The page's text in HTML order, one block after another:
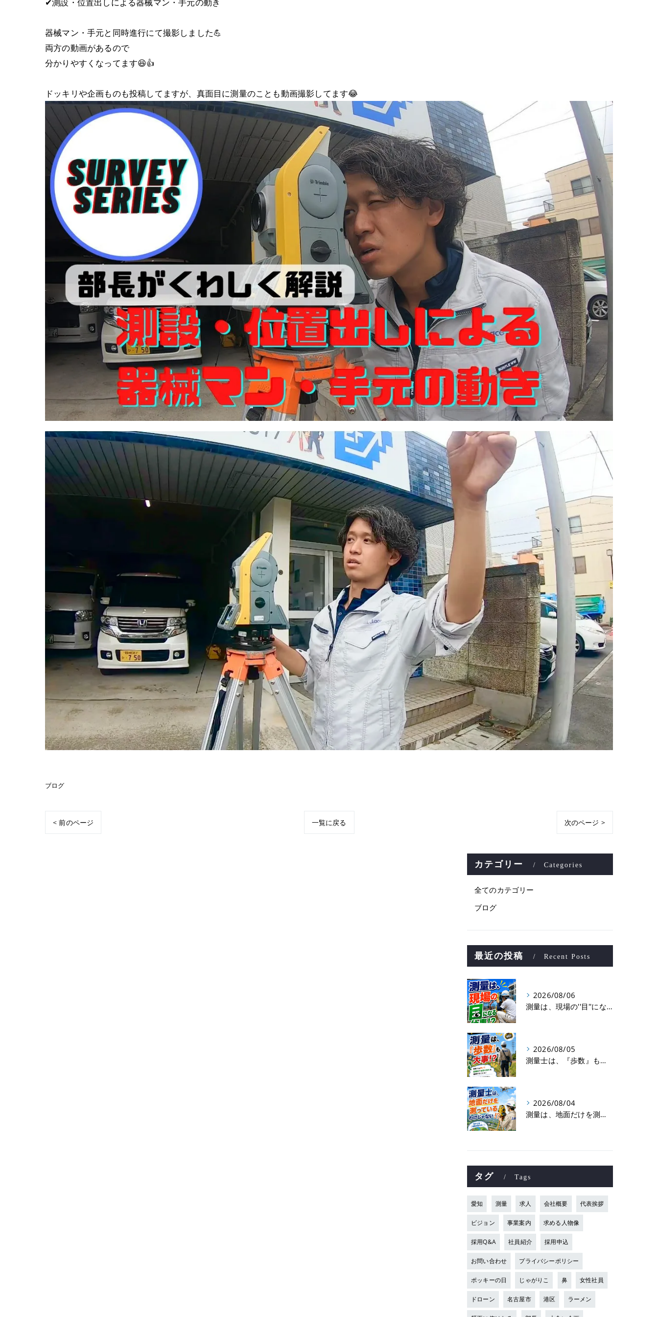
器械マン・手元と同時進行にて撮影しました💪
両方の動画があるので
分かりやすくなってます😆👍
ドッキリや企画ものも投稿してますが、真面目に測量のことも動画撮影してます😂
ブログ
< 前のページ 一覧に戻る 次のページ >
カテゴリー Categories
全てのカテゴリー
ブログ
最近の投稿 Recent Posts
2026/08/06
測量は、現場の''目''になる仕事！？
2026/08/05
測量士は、『歩数』も大事！？
2026/08/04
測量は、地面だけを測っているわけじゃない！？👷📡
タグ Tags
愛知 測量 求人 会社概要 代表挨拶
ビジョン 事業案内 求める人物像
採用Q&A 社員紹介 採用申込
お問い合わせ プライバシーポリシー
ポッキーの日 じゃがりこ 鼻 女性社員
ドローン 名古屋市 港区 ラーメン